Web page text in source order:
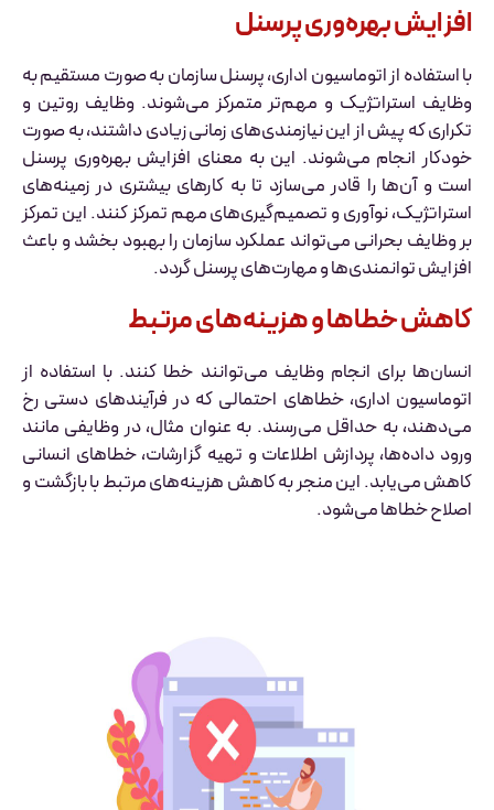
افزایش بهره‌وری پرسنل
با استفاده از اتوماسیون اداری، پرسنل سازمان به صورت مستقیم به
وظایف استراتژیک و مهم‌تر متمرکز می‌شوند. وظایف روتین و
تکراری که پیش از این نیازمندی‌های زمانی زیادی داشتند، به صورت
خودکار انجام می‌شوند. این به معنای افزایش بهره‌وری پرسنل
است و آن‌ها را قادر می‌سازد تا به کارهای بیشتری در زمینه‌های
استراتژیک، نوآوری و تصمیم‌گیری‌های مهم تمرکز کنند. این تمرکز
بر وظایف بحرانی می‌تواند عملکرد سازمان را بهبود بخشد و باعث
افزایش توانمندی‌ها و مهارت‌های پرسنل گردد.
کاهش خطاها و هزینه‌های مرتبط
انسان‌ها برای انجام وظایف می‌توانند خطا کنند. با استفاده از
اتوماسیون اداری، خطاهای احتمالی که در فرآیندهای دستی رخ
می‌دهند، به حداقل می‌رسند. به عنوان مثال، در وظایفی مانند
ورود داده‌ها، پردازش اطلاعات و تهیه گزارشات، خطاهای انسانی
کاهش می‌یابد. این منجر به کاهش هزینه‌های مرتبط با بازگشت و
اصلاح خطاها می‌شود.